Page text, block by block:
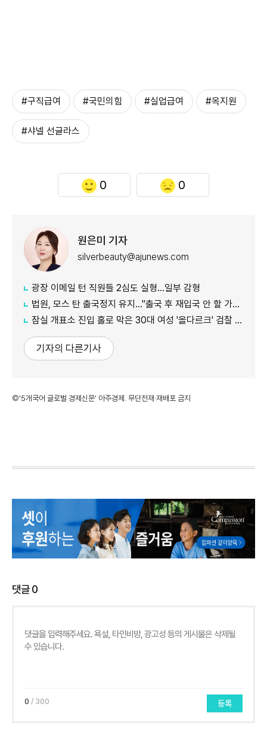
#구직급여 #국민의힘 #실업급여 #옥지원
#샤넬 선글라스
0 0
원은미 기자
silverbeauty@ajunews.com
광장 이메일 턴 직원들 2심도 실형…일부 감형
법원, 모스 탄 출국정지 유지…"출국 후 재입국 안 할 가능성"
잠실 개표소 진입 홀로 막은 30대 여성 '올다르크' 검찰 송치
기자의 다른기사
©'5개국어 글로벌 경제신문' 아주경제. 무단전재·재배포 금지
댓글0
0 / 300 등록